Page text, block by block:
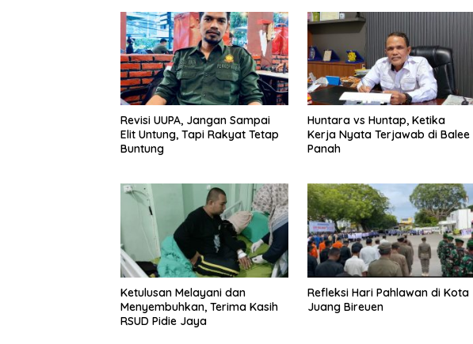
Revisi UUPA, Jangan Sampai
Elit Untung, Tapi Rakyat Tetap
Buntung
Huntara vs Huntap, Ketika
Kerja Nyata Terjawab di Balee
Panah
Ketulusan Melayani dan
Menyembuhkan, Terima Kasih
RSUD Pidie Jaya
Refleksi Hari Pahlawan di Kota
Juang Bireuen